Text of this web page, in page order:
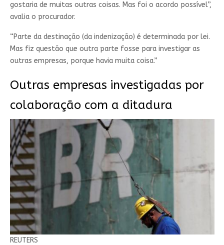
gostaria de muitas outras coisas. Mas foi o acordo possível”,
avalia o procurador.
“Parte da destinação (da indenização) é determinada por lei.
Mas fiz questão que outra parte fosse para investigar as
outras empresas, porque havia muita coisa.”
Outras empresas investigadas por
colaboração com a ditadura
REUTERS